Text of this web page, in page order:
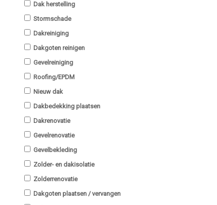
Dak herstelling
Stormschade
Dakreiniging
Dakgoten reinigen
Gevelreiniging
Roofing/EPDM
Nieuw dak
Dakbedekking plaatsen
Dakrenovatie
Gevelrenovatie
Gevelbekleding
Zolder- en dakisolatie
Zolderrenovatie
Dakgoten plaatsen / vervangen